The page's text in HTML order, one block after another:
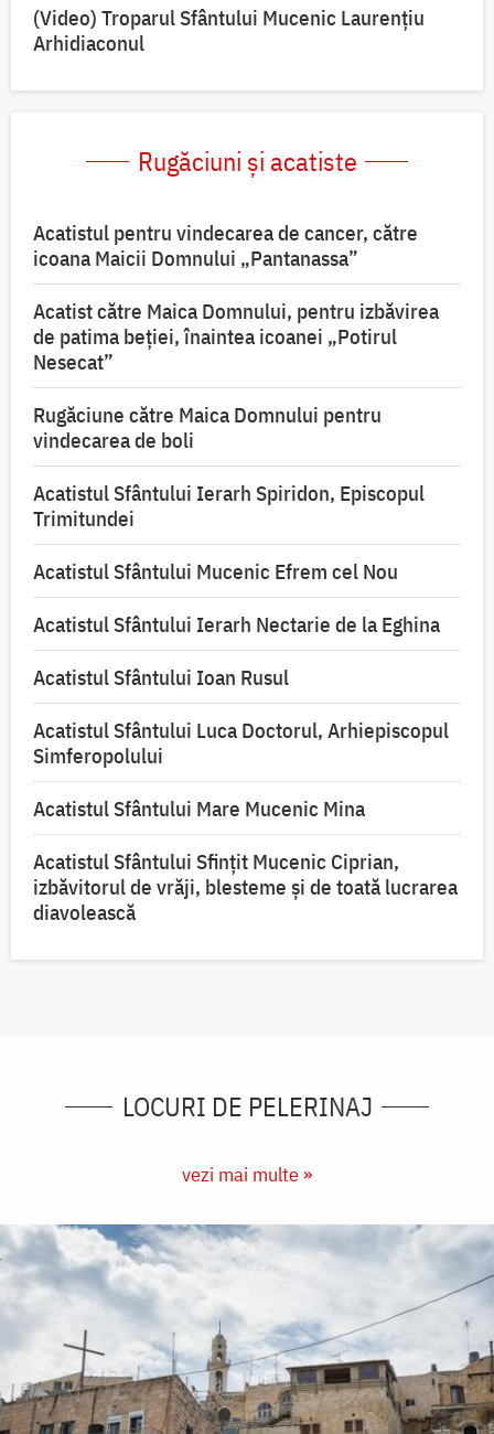
(Video) Troparul Sfântului Mucenic Laurențiu
Arhidiaconul
Rugăciuni și acatiste
Acatistul pentru vindecarea de cancer, către
icoana Maicii Domnului „Pantanassa”
Acatist către Maica Domnului, pentru izbăvirea
de patima beției, înaintea icoanei „Potirul
Nesecat”
Rugăciune către Maica Domnului pentru
vindecarea de boli
Acatistul Sfântului Ierarh Spiridon, Episcopul
Trimitundei
Acatistul Sfântului Mucenic Efrem cel Nou
Acatistul Sfântului Ierarh Nectarie de la Eghina
Acatistul Sfântului Ioan Rusul
Acatistul Sfântului Luca Doctorul, Arhiepiscopul
Simferopolului
Acatistul Sfântului Mare Mucenic Mina
Acatistul Sfântului Sfințit Mucenic Ciprian,
izbăvitorul de vrăji, blesteme și de toată lucrarea
diavolească
LOCURI DE PELERINAJ
vezi mai multe »